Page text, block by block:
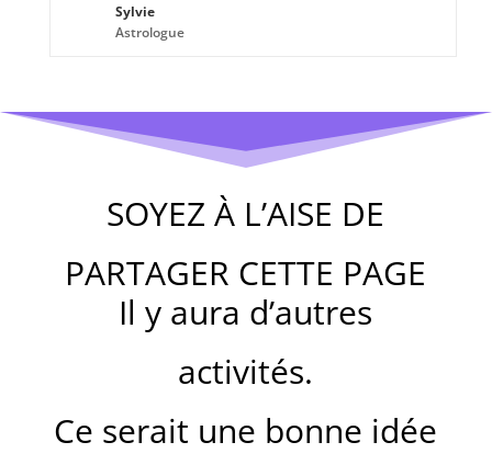
Sylvie
Astrologue
SOYEZ À L’AISE DE
PARTAGER CETTE PAGE
Il y aura d’autres
activités.
Ce serait une bonne idée